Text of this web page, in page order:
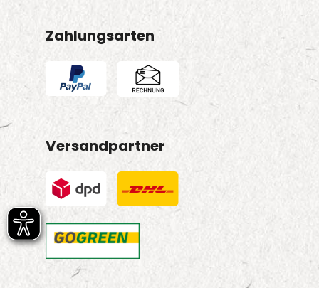
Zahlungsarten
Versandpartner